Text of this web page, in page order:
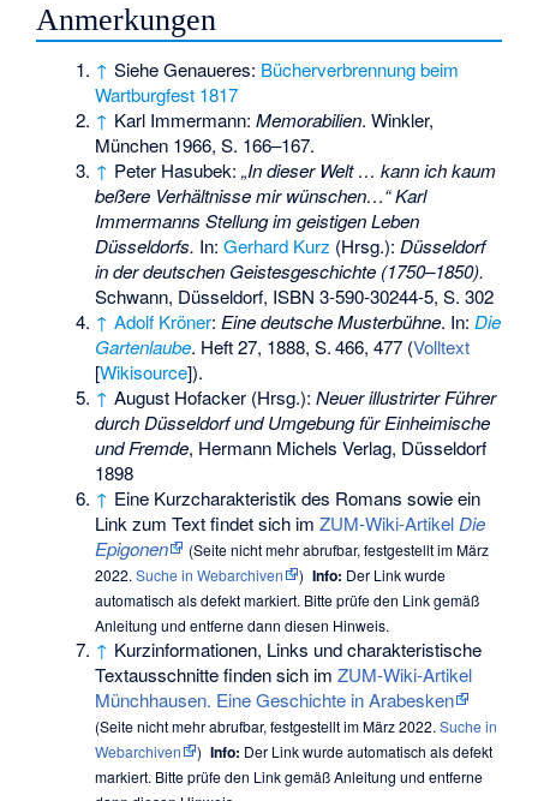
Anmerkungen
↑ Siehe Genaueres: Bücherverbrennung beim
Wartburgfest 1817
↑ Karl Immermann:Memorabilien. Winkler,
München 1966, S. 166–167.
↑ Peter Hasubek:„In dieser Welt … kann ich kaum
beßere Verhältnisse mir wünschen…“ Karl
Immermanns Stellung im geistigen Leben
Düsseldorfs. In:Gerhard Kurz (Hrsg.):Düsseldorf
in der deutschen Geistesgeschichte (1750–1850).
Schwann, Düsseldorf, ISBN 3-590-30244-5, S. 302
↑ Adolf Kröner:Eine deutsche Musterbühne. In:Die
Gartenlaube. Heft 27, 1888,S.466, 477 (Volltext
[Wikisource]).
↑ August Hofacker (Hrsg.):Neuer illustrirter Führer
durch Düsseldorf und Umgebung für Einheimische
und Fremde, Hermann Michels Verlag, Düsseldorf
1898
↑ Eine Kurzcharakteristik des Romans sowie ein
Link zum Text findet sich imZUM-Wiki-ArtikelDie
Epigonen
(Seite nicht mehr abrufbar, festgestellt im März
2022.Suche in Webarchiven ) Info: Der Link wurde
automatisch als defekt markiert. Bitte prüfe den Link gemäß
Anleitung und entferne dann diesen Hinweis.
↑ Kurzinformationen, Links und charakteristische
Textausschnitte finden sich imZUM-Wiki-Artikel
Münchhausen. Eine Geschichte in Arabesken
(Seite nicht mehr abrufbar, festgestellt im März 2022.Suche in
Webarchiven
) Info: Der Link wurde automatisch als defekt
markiert. Bitte prüfe den Link gemäßAnleitung und entferne